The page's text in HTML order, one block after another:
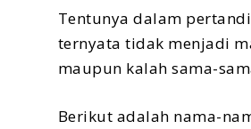
Tentunya dalam
ternyata tidak menjadi
maupun kalah sama-
Berikut adalah nama-